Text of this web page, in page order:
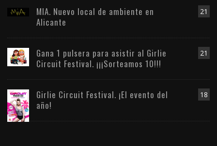
21
MIA. Nuevo local de ambiente en
Alicante
21
Gana 1 pulsera para asistir al Girlie
Circuit Festival. ¡¡¡Sorteamos 10!!!
18
Girlie Circuit Festival. ¡El evento del
año!